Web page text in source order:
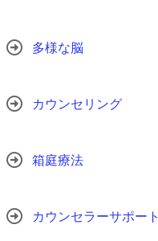
多様な脳
カウンセリング
箱庭療法
カウンセラーサポート